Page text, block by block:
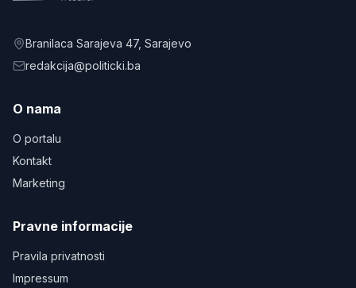
Branilaca Sarajeva 47, Sarajevo
redakcija@politicki.ba
O nama
O portalu
Kontakt
Marketing
Pravne informacije
Pravila privatnosti
Impressum